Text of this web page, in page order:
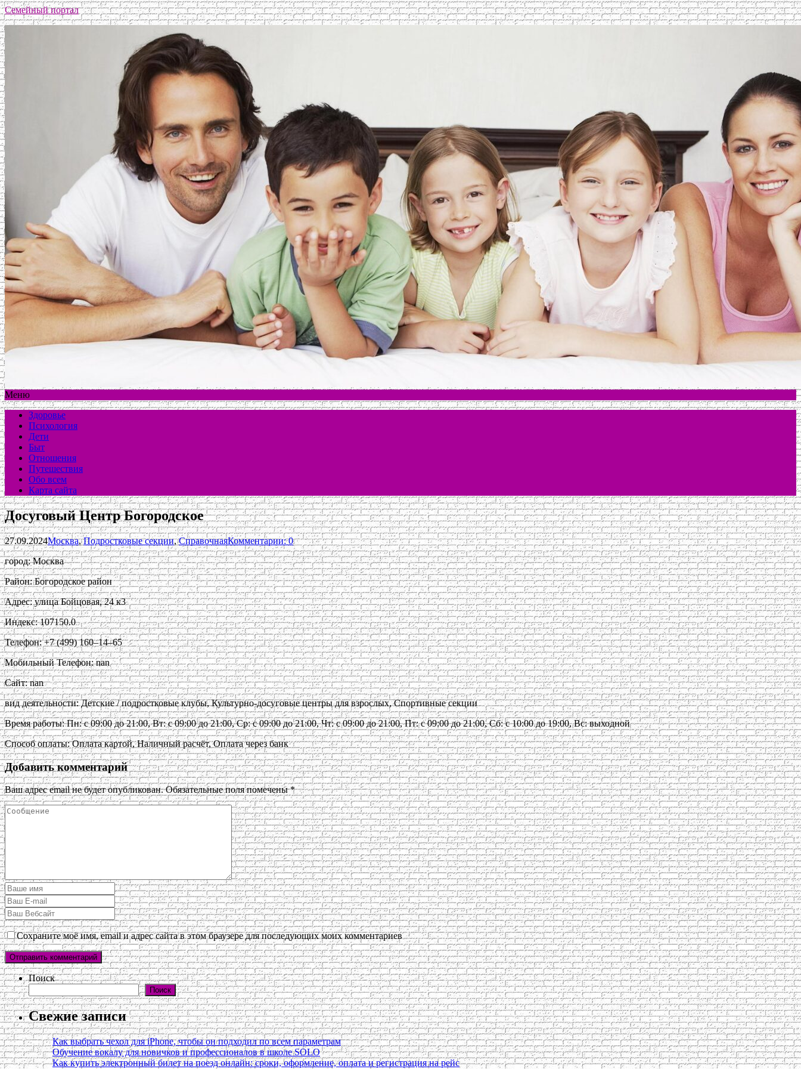
Семейный портал
Меню
Здоровье
Психология
Дети
Быт
Отношения
Путешествия
Обо всем
Карта сайта
Досуговый Центр Богородское
27.09.2024Москва,Подростковые секции,СправочнаяКомментарии: 0
город: Москва
Район: Богородское район
Адрес: улица Бойцовая, 24 к3
Индекс: 107150.0
Телефон: +7 (499) 160‒14‒65
Мобильный Телефон: nan
Сайт: nan
вид деятельности: Детские / подростковые клубы, Культурно-досуговые центры для взрослых, Спортивные секции
Время работы: Пн: с 09:00 до 21:00, Вт: с 09:00 до 21:00, Ср: с 09:00 до 21:00, Чт: с 09:00 до 21:00, Пт: с 09:00 до 21:00, Сб: с 10:00 до 19:00, Вс: выходной
Способ оплаты: Оплата картой, Наличный расчёт, Оплата через банк
Добавить комментарий
Ваш адрес email не будет опубликован. Обязательные поля помечены*
Сохраните моё имя, email и адрес сайта в этом браузере для последующих моих комментариев
Поиск
Поиск
Свежие записи
Как выбрать чехол для iPhone, чтобы он подходил по всем параметрам
Обучение вокалу для новичков и профессионалов в школе SOLO
Как купить электронный билет на поезд онлайн: сроки, оформление, оплата и регистрация на рейс